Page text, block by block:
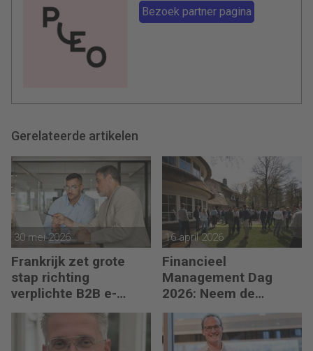
Bezoek partner pagina
Gerelateerde artikelen
30 mei 2026
Frankrijk zet grote
stap richting
verplichte B2B e-
facturatie en
Nederlandse bedrijven
gaan het merken
16 april 2026
Financieel
Management Dag
2026: Neem de
toekomst in eigen
hand